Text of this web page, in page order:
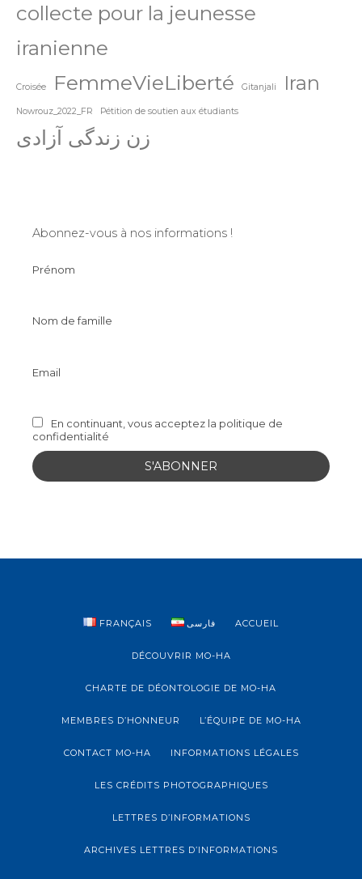
collecte pour la jeunesse
iranienne
Croisée FemmeVieLiberté Gitanjali Iran
Nowrouz_2022_FR Pétition de soutien aux étudiants
زن زندگی آزادی
Abonnez-vous à nos informations !
Prénom
Nom de famille
Email
En continuant, vous acceptez la politique de
confidentialité
FRANÇAIS فارسی ACCUEIL
DÉCOUVRIR MO-HA
CHARTE DE DÉONTOLOGIE DE MO-HA
MEMBRES D’HONNEUR L’ÉQUIPE DE MO-HA
CONTACT MO-HA INFORMATIONS LÉGALES
LES CRÉDITS PHOTOGRAPHIQUES
LETTRES D’INFORMATIONS
ARCHIVES LETTRES D’INFORMATIONS